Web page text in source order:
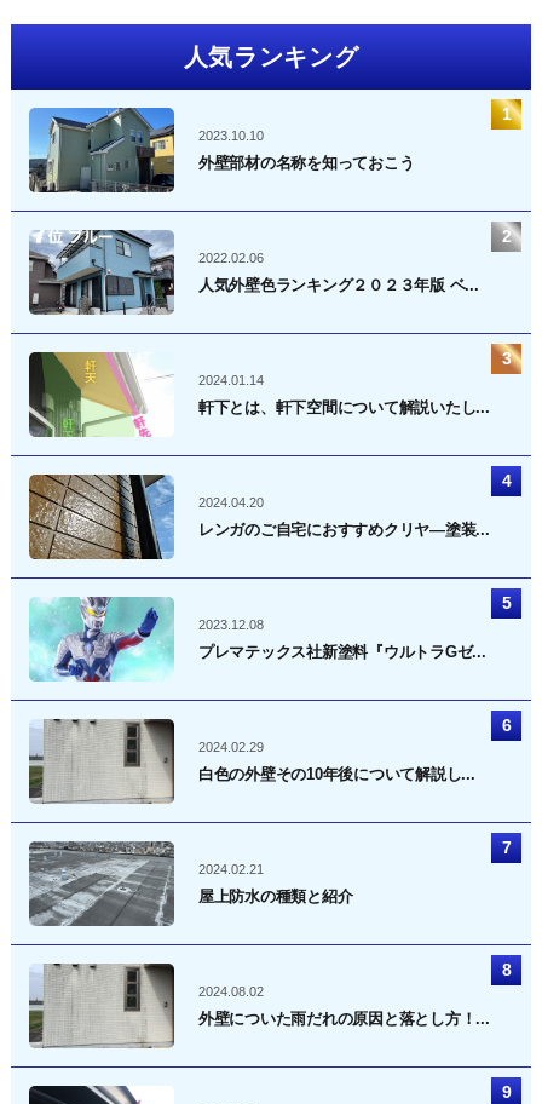
人気ランキング
2023.10.10
外壁部材の名称を知っておこう
2022.02.06
人気外壁色ランキング２０２３年版 ベ...
2024.01.14
軒下とは、軒下空間について解説いたし...
2024.04.20
レンガのご自宅におすすめクリヤ―塗装...
2023.12.08
プレマテックス社新塗料『ウルトラGゼ...
2024.02.29
白色の外壁その10年後について解説し...
2024.02.21
屋上防水の種類と紹介
2024.08.02
外壁についた雨だれの原因と落とし方！...